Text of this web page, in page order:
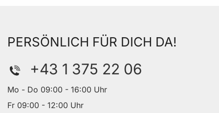
PERSÖNLICH FÜR DICH DA!
+43 1 375 22 06
Mo - Do 09:00 - 16:00 Uhr
Fr 09:00 - 12:00 Uhr